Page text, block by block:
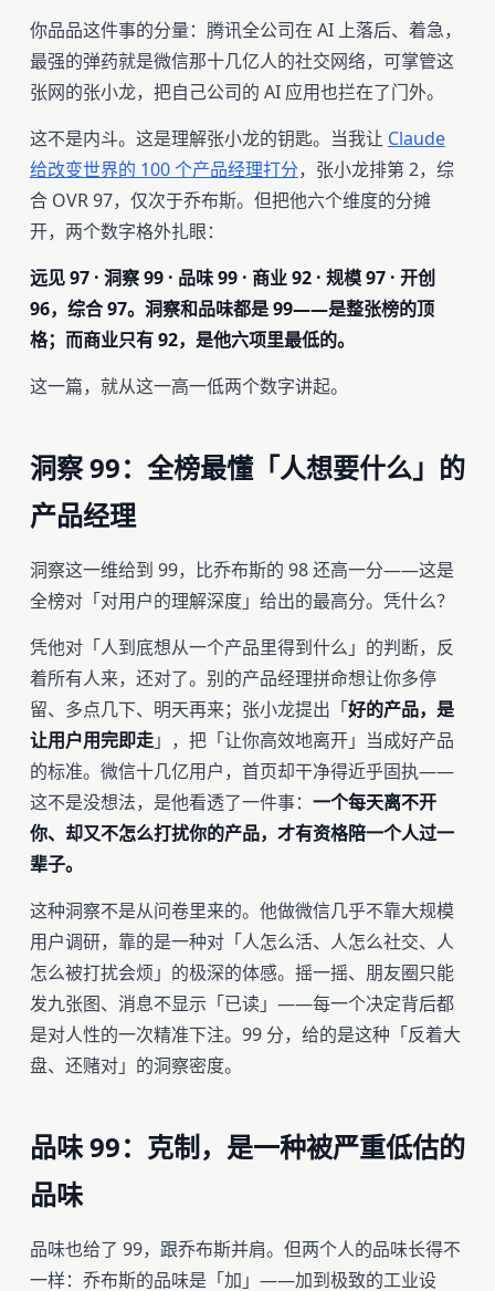
你品品这件事的分量：腾讯全公司在 AI 上落后、着急，
最强的弹药就是微信那十几亿人的社交网络，可掌管这
张网的张小龙，把自己公司的 AI 应用也拦在了门外。
这不是内斗。这是理解张小龙的钥匙。当我让 Claude
给改变世界的 100 个产品经理打分，张小龙排第 2，综
合 OVR 97，仅次于乔布斯。但把他六个维度的分摊
开，两个数字格外扎眼：
远见 97 · 洞察 99 · 品味 99 · 商业 92 · 规模 97 · 开创
96，综合 97。洞察和品味都是 99——是整张榜的顶
格；而商业只有 92，是他六项里最低的。
这一篇，就从这一高一低两个数字讲起。
洞察 99：全榜最懂「人想要什么」的
产品经理
洞察这一维给到 99，比乔布斯的 98 还高一分——这是
全榜对「对用户的理解深度」给出的最高分。凭什么？
凭他对「人到底想从一个产品里得到什么」的判断，反
着所有人来，还对了。别的产品经理拼命想让你多停
留、多点几下、明天再来；张小龙提出「好的产品，是
让用户用完即走」，把「让你高效地离开」当成好产品
的标准。微信十几亿用户，首页却干净得近乎固执——
这不是没想法，是他看透了一件事： 一个每天离不开
你、却又不怎么打扰你的产品，才有资格陪一个人过一
辈子。
这种洞察不是从问卷里来的。他做微信几乎不靠大规模
用户调研，靠的是一种对「人怎么活、人怎么社交、人
怎么被打扰会烦」的极深的体感。摇一摇、朋友圈只能
发九张图、消息不显示「已读」——每一个决定背后都
是对人性的一次精准下注。99 分，给的是这种「反着大
盘、还赌对」的洞察密度。
品味 99：克制，是一种被严重低估的
品味
品味也给了 99，跟乔布斯并肩。但两个人的品味长得不
一样：乔布斯的品味是「加」——加到极致的工业设